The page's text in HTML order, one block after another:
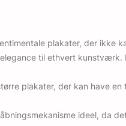
plakater, der ikke
til ethvert
plakater, der kan have en
ideel, da